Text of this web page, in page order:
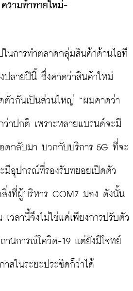
วามท้าทายใหม่-
ในการทำตลาดกลุ่มสินค้าด้านไอที
ปลายปีนี้ ซึ่งคาดว่าสินค้าใหม่
ตัวกันเป็นส่วนใหญ่ “ผมคาดว่า
าปกติ เพราะหลายแบรนด์จะมี
ดกลับมา บวกกับบริการ 5G ที่จะ
มีอุปกรณ์ที่รองรับทยอยเปิดตัว
งที่ผู้บริหาร COM7 มอง ดังนั้น
วลานี้จึงไม่ใช่แค่เพียงการปรับตัว
านการณ์โควิด-19 แต่ยังมีโจทย์
สในระยะประชิดก็ว่าได้